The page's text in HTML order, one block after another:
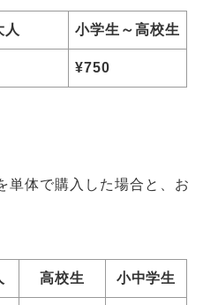
人 小学生～高校生
¥750
単体で購入した場合と、お
高校生 小中学生